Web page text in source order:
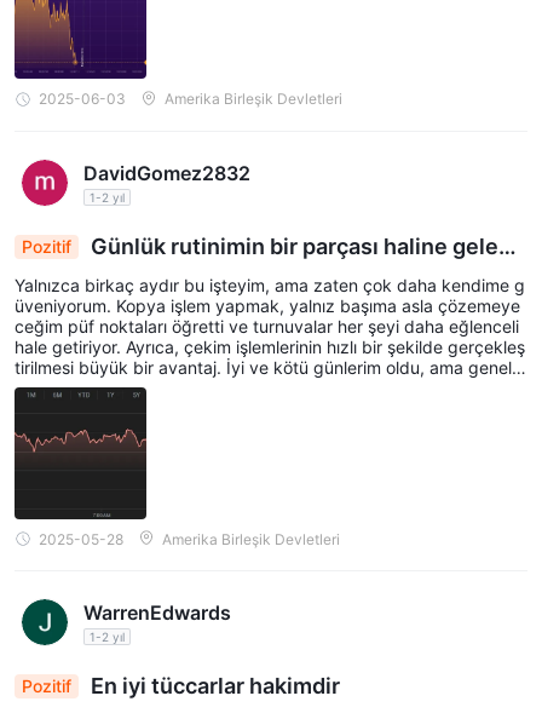
2025-06-03 Amerika Birleşik Devletleri
DavidGomez2832
1-2 yıl
Pozitif
Günlük rutinimin bir parçası haline gelen t
icaret sayesinde t
Yalnızca birkaç aydır bu işteyim, ama zaten çok daha kendime g
üveniyorum. Kopya işlem yapmak, yalnız başıma asla çözemeye
ceğim püf noktaları öğretti ve turnuvalar her şeyi daha eğlenceli
hale getiriyor. Ayrıca, çekim işlemlerinin hızlı bir şekilde gerçekleş
tirilmesi büyük bir avantaj. İyi ve kötü günlerim oldu, ama genel o
larak, bu son derece ödüllendirici bir deneyim oldu.
2025-05-28 Amerika Birleşik Devletleri
WarrenEdwards
1-2 yıl
Pozitif En iyi tüccarlar hakimdir